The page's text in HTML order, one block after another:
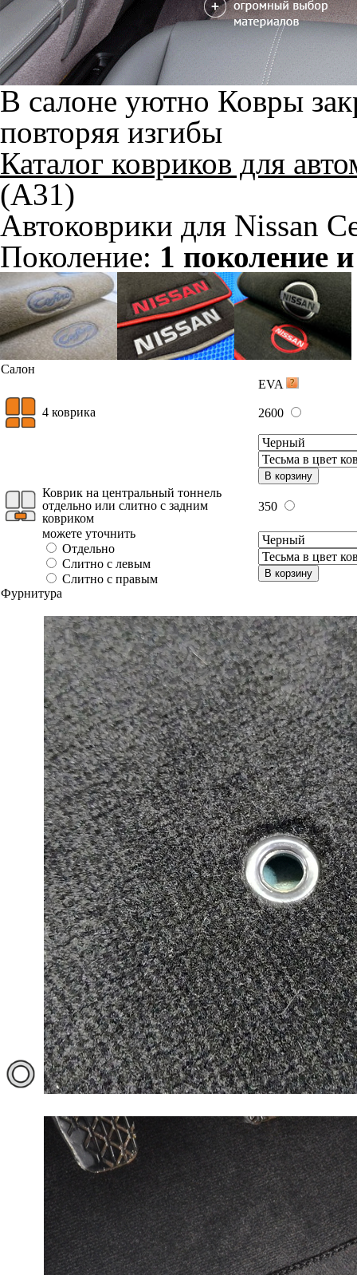
В салоне уютно Ковры
повторяя изгибы
Каталог ковриков для
(A31)
Автоковрики для Nissan
Поколение: 1 поколение
Салон
EVA
4 коврика 2600
В корзину
Коврик на центральный тоннель
отдельно или слитно с задним
ковриком
350
можете уточнить
Отдельно
Слитно с левым
Слитно с правым
В корзину
Фурнитура